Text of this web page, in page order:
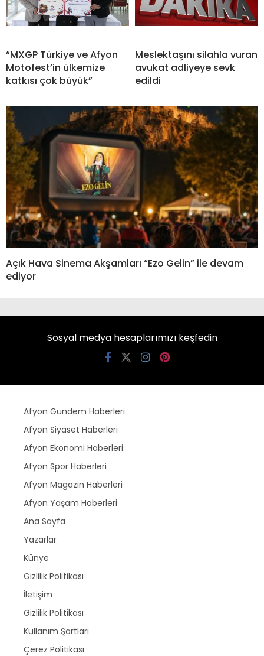
“MXGP Türkiye ve Afyon
Motofest’in ülkemize
katkısı çok büyük”
Meslektaşını silahla vuran
avukat adliyeye sevk
edildi
Açık Hava Sinema Akşamları “Ezo Gelin” ile devam
ediyor
Sosyal medya hesaplarımızı keşfedin
Afyon Gündem Haberleri
Afyon Siyaset Haberleri
Afyon Ekonomi Haberleri
Afyon Spor Haberleri
Afyon Magazin Haberleri
Afyon Yaşam Haberleri
Ana Sayfa
Yazarlar
Künye
Gizlilik Politikası
İletişim
Gizlilik Politikası
Kullanım Şartları
Çerez Politikası